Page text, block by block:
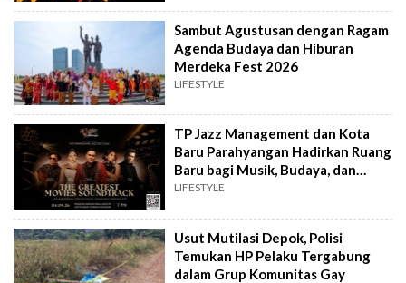
Sambut Agustusan dengan Ragam
Agenda Budaya dan Hiburan
Merdeka Fest 2026
LIFESTYLE
TP Jazz Management dan Kota
Baru Parahyangan Hadirkan Ruang
Baru bagi Musik, Budaya, dan
Komunitas
LIFESTYLE
Usut Mutilasi Depok, Polisi
Temukan HP Pelaku Tergabung
dalam Grup Komunitas Gay